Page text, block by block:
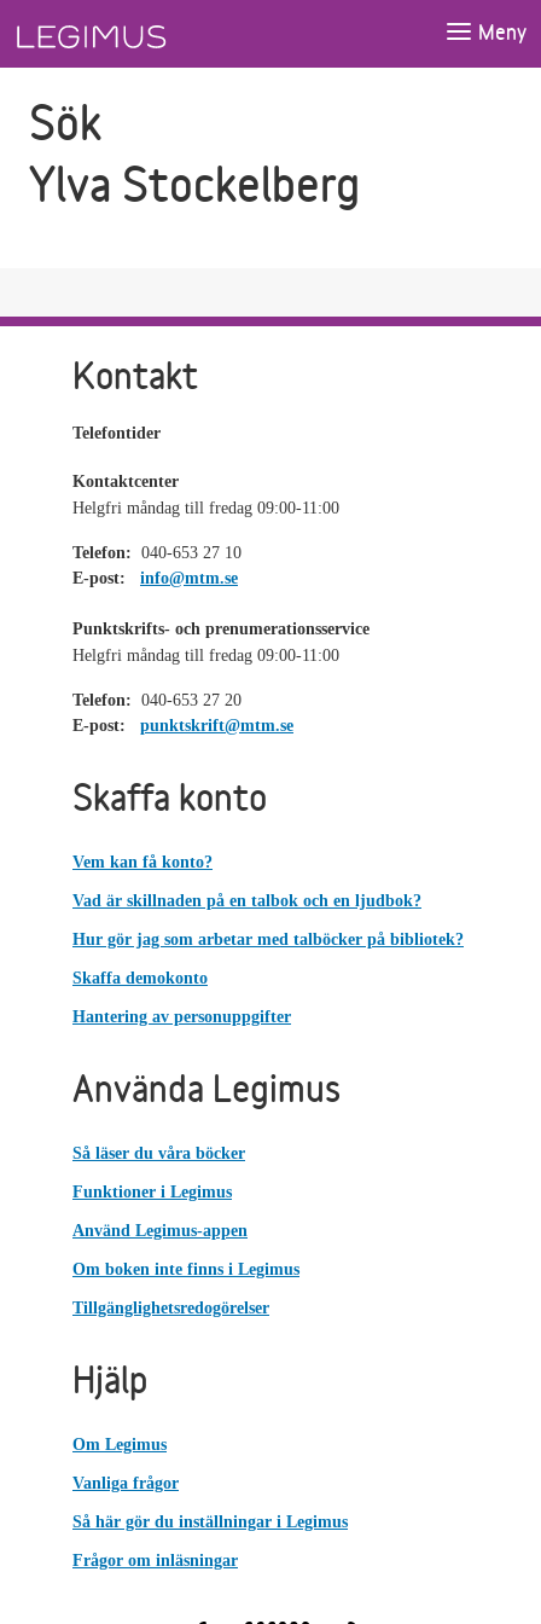
Meny
Sök
Ylva Stockelberg
Kontakt
Telefontider
Kontaktcenter
Helgfri måndag till fredag 09:00-11:00
Telefon: 040-653 27 10
E-post:
info@mtm.se
Punktskrifts- och prenumerationsservice
Helgfri måndag till fredag 09:00-11:00
Telefon: 040-653 27 20
E-post:
punktskrift@mtm.se
Skaffa konto
Vem kan få konto?
Vad är skillnaden på en talbok och en ljudbok?
Hur gör jag som arbetar med talböcker på bibliotek?
Skaffa demokonto
Hantering av personuppgifter
Använda Legimus
Så läser du våra böcker
Funktioner i Legimus
Använd Legimus-appen
Om boken inte finns i Legimus
Tillgänglighetsredogörelser
Hjälp
Om Legimus
Vanliga frågor
Så här gör du inställningar i Legimus
Frågor om inläsningar